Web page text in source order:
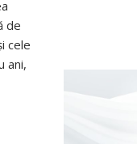
de
cele
ani,